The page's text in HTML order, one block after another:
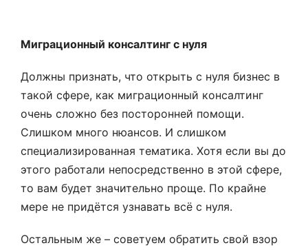
Миграционный консалтинг с нуля
Должны признать, что открыть с нуля бизнес в
такой сфере, как миграционный консалтинг
очень сложно без посторонней помощи.
Слишком много нюансов. И слишком
специализированная тематика. Хотя если вы до
этого работали непосредственно в этой сфере,
то вам будет значительно проще. По крайне
мере не придётся узнавать всё с нуля.
Остальным же – советуем обратить свой взор